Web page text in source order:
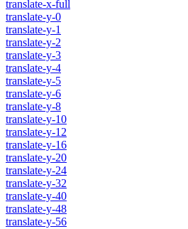
translate-x-full
translate-y-0
translate-y-1
translate-y-2
translate-y-3
translate-y-4
translate-y-5
translate-y-6
translate-y-8
translate-y-10
translate-y-12
translate-y-16
translate-y-20
translate-y-24
translate-y-32
translate-y-40
translate-y-48
translate-y-56